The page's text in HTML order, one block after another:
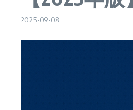
2025-09-08